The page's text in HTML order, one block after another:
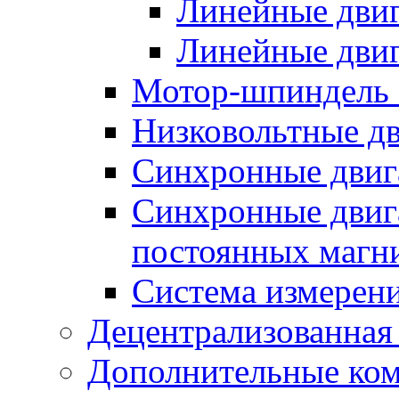
Линейные
Линейные
Мотор-шпиндель
Низковольтные
Синхронные
Синхронные
постоянных
Система
Дополнительные